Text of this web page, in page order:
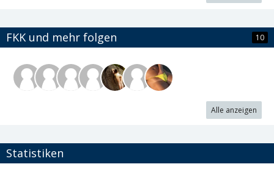
FKK und mehr folgen 10
Alle anzeigen
Statistiken